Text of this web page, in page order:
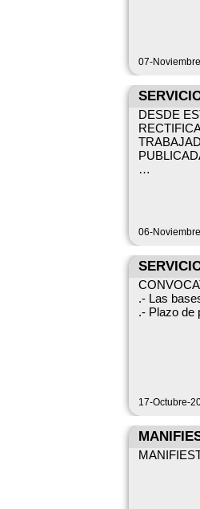
07-
DESDE
06-
.- Las
.- Plazo de
17-Octubre-